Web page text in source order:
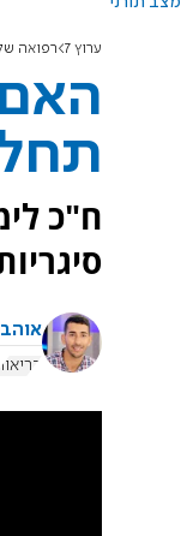
ערוץ 7 רפואה
האם
ח"כ
בריאות